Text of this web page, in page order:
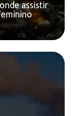
assistir